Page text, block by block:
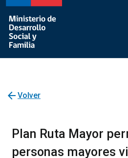
arrow_back Volver
Plan Ruta Mayor
personas mayores